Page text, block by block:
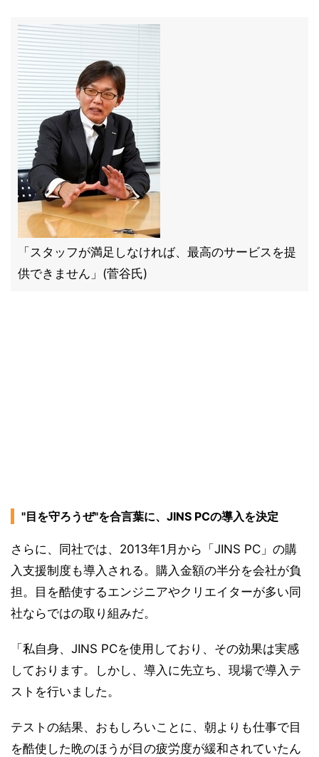
「スタッフが満足しなければ、最高のサービスを提
供できません」(菅谷氏)
"目を守ろうぜ"を合言葉に、JINS PCの導入を決定
さらに、同社では、2013年1月から「JINS PC」の購
入支援制度も導入される。購入金額の半分を会社が負
担。目を酷使するエンジニアやクリエイターが多い同
社ならではの取り組みだ。
「私自身、JINS PCを使用しており、その効果は実感
しております。しかし、導入に先立ち、現場で導入テ
ストを行いました。
テストの結果、おもしろいことに、朝よりも仕事で目
を酷使した晩のほうが目の疲労度が緩和されていたん